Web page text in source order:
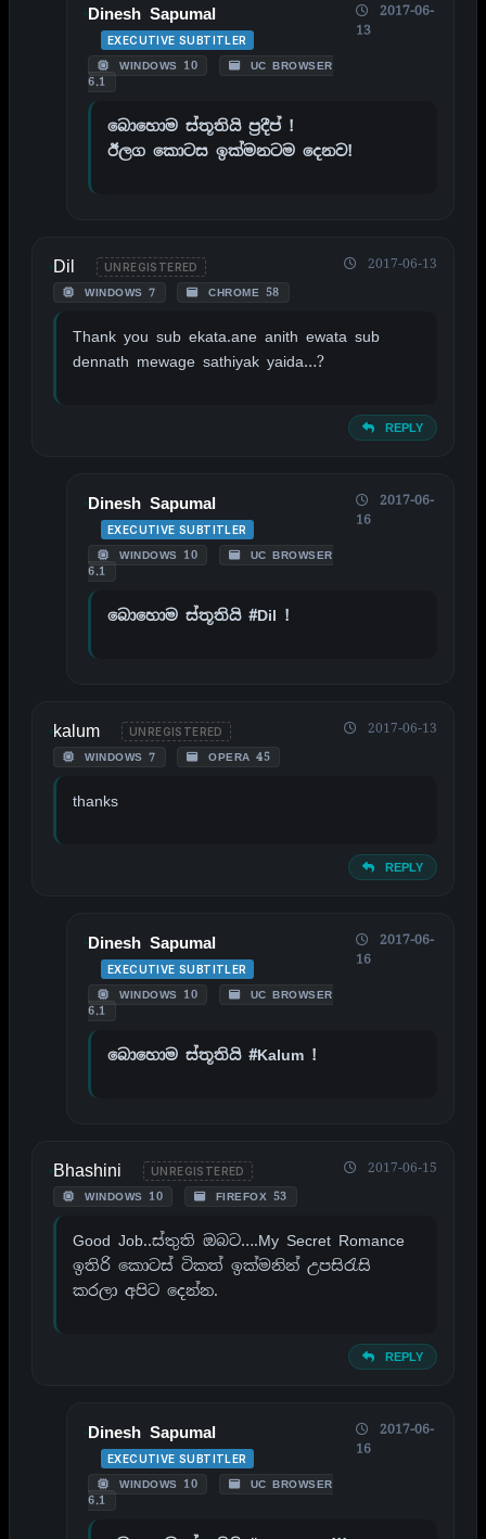
Dinesh Sapumal
EXECUTIVE SUBTITLER
WINDOWS 10
UC BROWSER
6.1
2017-06-
13
බොහොම ස්තූතියි ප්‍රදීප් !
ඊලග කොටස ඉක්මනටම දෙනව!
Dil UNREGISTERED
WINDOWS 7 CHROME 58
2017-06-13
Thank you sub ekata.ane anith ewata sub
dennath mewage sathiyak yaida…?
REPLY
Dinesh Sapumal
EXECUTIVE SUBTITLER
WINDOWS 10
UC BROWSER
6.1
2017-06-
16
බොහොම ස්තූතියි #Dil !
kalum UNREGISTERED
WINDOWS 7 OPERA 45
2017-06-13
thanks
REPLY
Dinesh Sapumal
EXECUTIVE SUBTITLER
WINDOWS 10
UC BROWSER
6.1
2017-06-
16
බොහොම ස්තූතියි #Kalum !
Bhashini UNREGISTERED
WINDOWS 10 FIREFOX 53
2017-06-15
Good Job..ස්තුති ඔබට….My Secret Romance
ඉතිරි කොටස් ටිකත් ඉක්මනින් උපසිරැසි
කරලා අපිට දෙන්න.
REPLY
Dinesh Sapumal
EXECUTIVE SUBTITLER
WINDOWS 10
UC BROWSER
6.1
2017-06-
16